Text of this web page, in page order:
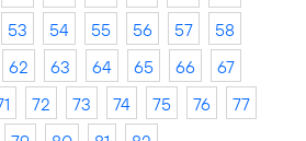
53 54 55 56 57
58
62 63 64 65 66
67
72 73 74 75 76
77